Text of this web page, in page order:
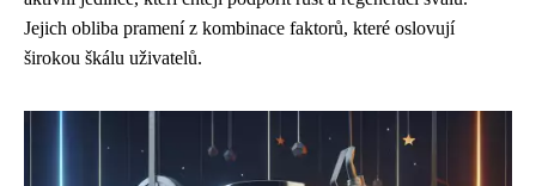
Jejich obliba pramení z kombinace faktorů, které oslovují
širokou škálu uživatelů.